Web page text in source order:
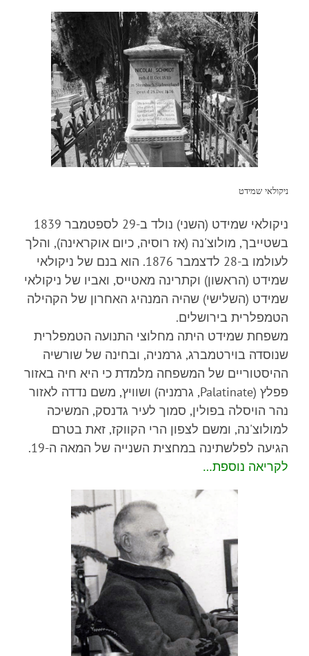
ניקולאי שמידט
ניקולאי שמידט (השני) נולד ב-29 לספטמבר 1839
בשטייבך, מולוצ'נה (אז רוסיה, כיום אוקראינה), והלך
לעולמו ב-28 לדצמבר 1876. הוא בנם של ניקולאי
שמידט (הראשון) וקתרינה מאטייס, ואביו של ניקולאי
שמידט (השלישי) שהיה המנהיג האחרון של הקהילה
הטמפלרית בירושלים.
משפחת שמידט היתה מחלוצי התנועה הטמפלרית
שנוסדה בוירטמברג, גרמניה, ובחינה של שורשיה
ההיסטוריים של המשפחה מלמדת כי היא חיה באזור
פפלץ (Palatinate, גרמניה) ושוויץ, משם נדדה לאזור
נהר הויסלה בפולין, סמוך לעיר גדנסק, המשיכה
למולוצ'נה, ומשם לצפון הרי הקווקז, זאת בטרם
הגיעה לפלשתינה במחצית השנייה של המאה ה-19.
לקריאה נוספת…